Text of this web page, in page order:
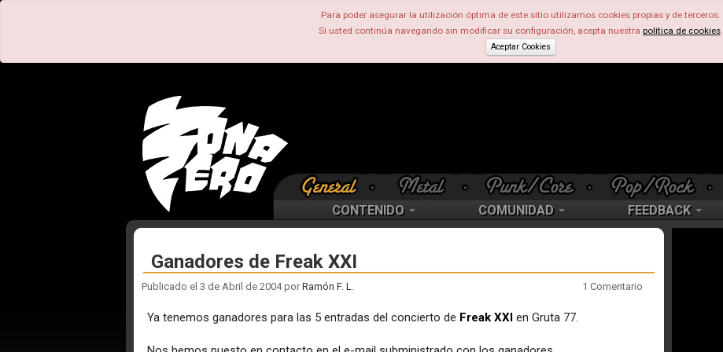
Para poder asegurar la utilización óptima de este sitio utilizamos cookies propias y de terceros.
Si usted continúa navegando sin modificar su configuración, acepta nuestra política de cookies.
Aceptar Cookies
CONTENIDO COMUNIDAD FEEDBACK
Ganadores de Freak XXI
Publicado el 3 de Abril de 2004 porRamón F. L. 1 Comentario
Ya tenemos ganadores para las 5 entradas del concierto de Freak XXIen Gruta 77.